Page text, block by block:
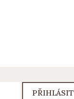
PŘIHLÁSIT